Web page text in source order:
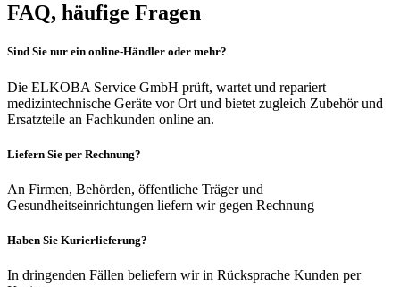
FAQ, häufige Fragen
Sind Sie nur ein online-Händler oder mehr?
Die ELKOBA Service GmbH prüft, wartet und repariert
medizintechnische Geräte vor Ort und bietet zugleich Zubehör und
Ersatzteile an Fachkunden online an.
Liefern Sie per Rechnung?
An Firmen, Behörden, öffentliche Träger und
Gesundheitseinrichtungen liefern wir gegen Rechnung
Haben Sie Kurierlieferung?
In dringenden Fällen beliefern wir in Rücksprache Kunden per